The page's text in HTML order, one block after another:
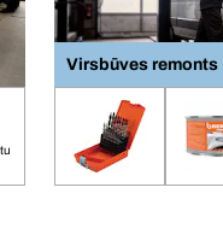
Virsbūves remonts